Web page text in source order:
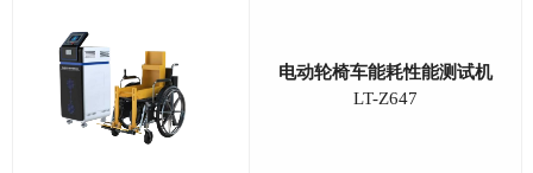
电动轮椅车能耗性能测试机
LT-Z647